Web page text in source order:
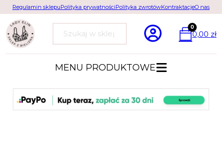
Regulamin sklepuPolityka prywatnościPolityka zwrotówKontraktacjeO nas
Szukaj
0
0,00 zł
MENU PRODUKTOWE